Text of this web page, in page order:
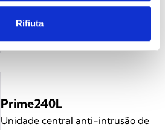
Rifiuta
Unidade central anti-intrusão de
10 a 120 terminais, 20 partições
Prime240L
Unidade central anti-intrusão de